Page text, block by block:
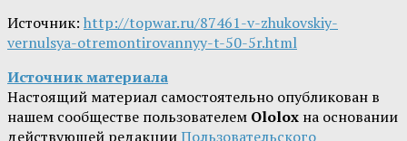
Источник: http://topwar.ru/87461-v-zhukovskiy-
vernulsya-otremontirovannyy-t-50-5r.html
Источник материала
Настоящий материал самостоятельно опубликован в
нашем сообществе пользователем Ololox на основании
действующей редакцииПользовательского